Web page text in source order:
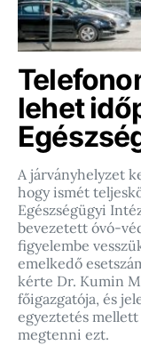
lehet
A járványhelyzet
hogy ismét
Egészségügyi
bevezetett óvó-
figyelembe
emelkedő
kérte Dr. Kumin
főigazgatója, és
egyeztetés
megtenni ezt.